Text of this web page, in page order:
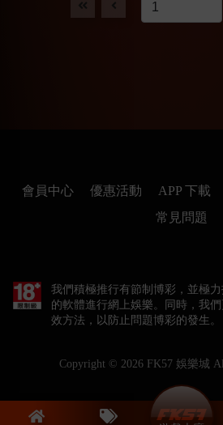
會員中心 優惠活動 APP 下載
常見問題
我們積極推行有節制博彩，並極
的軟體進行網上娛樂。同時，我
效方法，以防止問題博彩的發生。
Copyright © 2026 FK57 娛樂城